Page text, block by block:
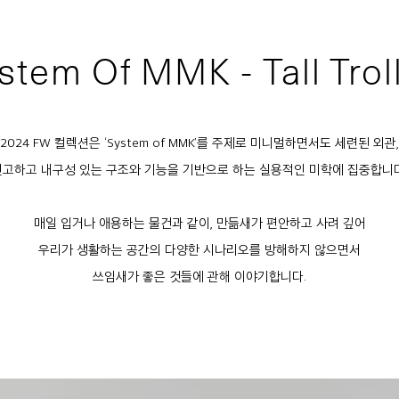
Of MMK - Tall
2024 FW 컬렉션은 ‘System of MMK’를 주제로 미니멀하면서도 세련된 외관,
고하고 내구성 있는 구조와 기능을 기반으로 하는 실용적인 미학에 집중합니
매일 입거나 애용하는 물건과 같이, 만듦새가 편안하고 사려 깊어
우리가 생활하는 공간의 다양한 시나리오를 방해하지 않으면서
쓰임새가 좋은 것들에 관해 이야기합니다.